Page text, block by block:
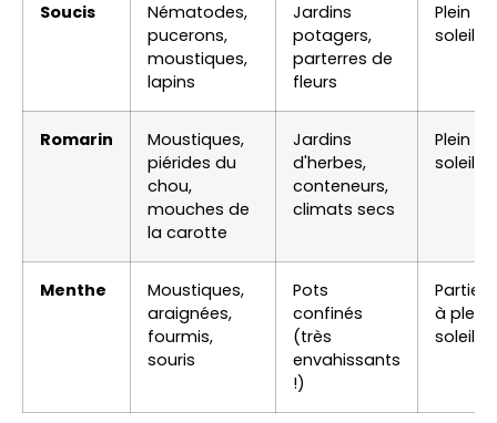
Soucis
Nématodes,
pucerons,
moustiques,
lapins
Jardins
potagers,
parterres de
fleurs
Plein
soleil
Romarin
Moustiques,
piérides du
chou,
mouches de
la carotte
Jardins
d'herbes,
conteneurs,
climats secs
Plein
soleil
Menthe
Moustiques,
araignées,
fourmis,
souris
Pots
confinés
(très
envahissants
!)
Partiel
à plein
soleil